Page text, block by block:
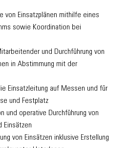
von Einsatzplänen mithilfe eines
sowie Koordination bei
und Durchführung von
in Abstimmung mit der
Einsatzleitung auf Messen und für
und Festplatz
und operative Durchführung von
Einsätzen
von Einsätzen inklusive Erstellung